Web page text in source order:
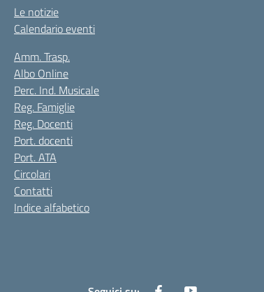
Le notizie
Calendario eventi
Amm. Trasp.
Albo Online
Perc. Ind. Musicale
Reg. Famiglie
Reg. Docenti
Port. docenti
Port. ATA
Circolari
Contatti
Indice alfabetico